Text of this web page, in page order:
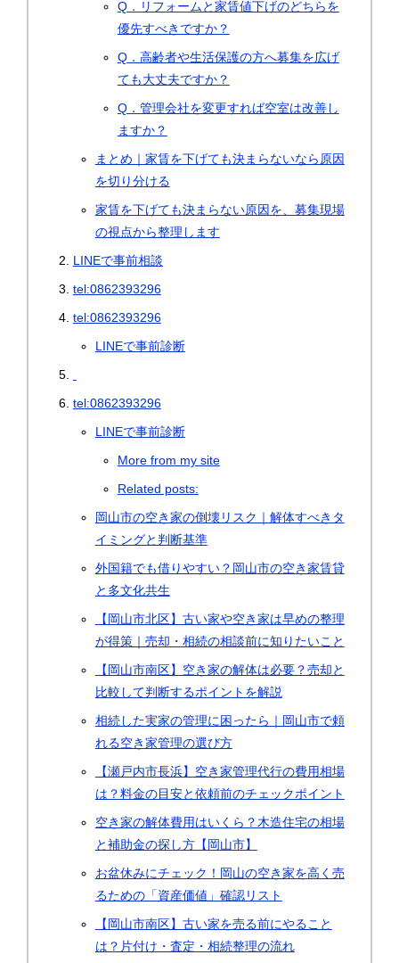
Q．リフォームと家賃値下げのどちらを
優先すべきですか？
Q．高齢者や生活保護の方へ募集を広げ
ても大丈夫ですか？
Q．管理会社を変更すれば空室は改善し
ますか？
まとめ｜家賃を下げても決まらないなら原因
を切り分ける
家賃を下げても決まらない原因を、募集現場
の視点から整理します
LINEで事前相談
tel:0862393296
tel:0862393296
LINEで事前診断
tel:0862393296
LINEで事前診断
More from my site
Related posts:
岡山市の空き家の倒壊リスク｜解体すべきタ
イミングと判断基準
外国籍でも借りやすい？岡山市の空き家賃貸
と多文化共生
【岡山市北区】古い家や空き家は早めの整理
が得策｜売却・相続の相談前に知りたいこと
【岡山市南区】空き家の解体は必要？売却と
比較して判断するポイントを解説
相続した実家の管理に困ったら｜岡山市で頼
れる空き家管理の選び方
【瀬戸内市長浜】空き家管理代行の費用相場
は？料金の目安と依頼前のチェックポイント
空き家の解体費用はいくら？木造住宅の相場
と補助金の探し方【岡山市】
お盆休みにチェック！岡山の空き家を高く売
るための「資産価値」確認リスト
【岡山市南区】古い家を売る前にやること
は？片付け・査定・相続整理の流れ